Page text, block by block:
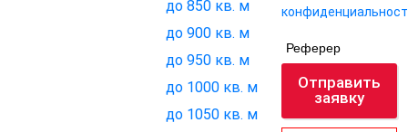
Реферер
Отправить
заявку
до 850 кв. м
до 900 кв. м
до 950 кв. м
до 1000 кв. м
до 1050 кв. м